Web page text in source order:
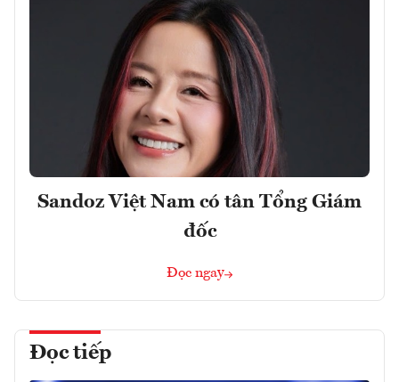
Sandoz Việt Nam có tân Tổng Giám
đốc
Đọc ngay
Đọc tiếp